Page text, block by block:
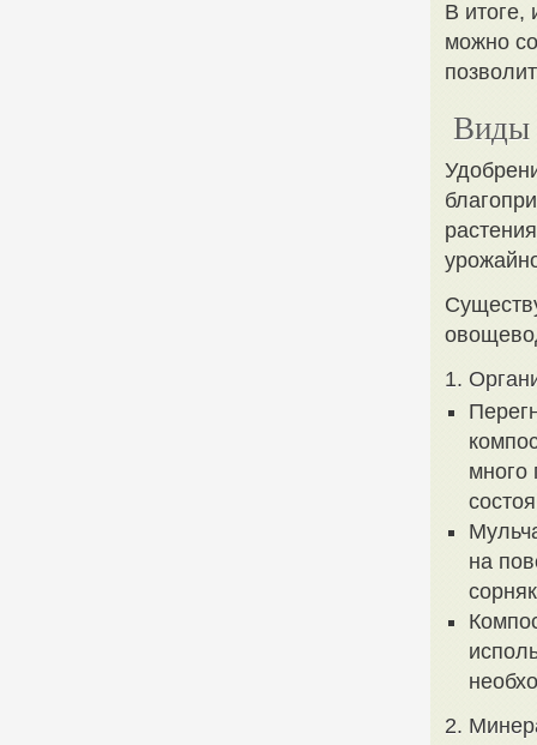
В итоге,
можно
Виды
1.
много
на
2.